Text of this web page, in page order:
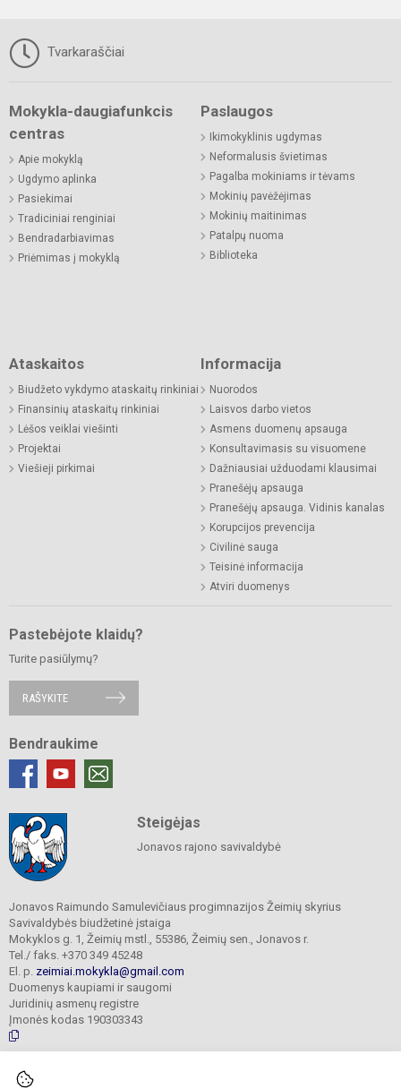
Tvarkaraščiai
Mokykla-daugiafunkcis
centras
Apie mokyklą
Ugdymo aplinka
Pasiekimai
Tradiciniai renginiai
Bendradarbiavimas
Priėmimas į mokyklą
Paslaugos
Ikimokyklinis ugdymas
Neformalusis švietimas
Pagalba mokiniams ir tėvams
Mokinių pavėžėjimas
Mokinių maitinimas
Patalpų nuoma
Biblioteka
Ataskaitos
Biudžeto vykdymo ataskaitų rinkiniai
Finansinių ataskaitų rinkiniai
Lėšos veiklai viešinti
Projektai
Viešieji pirkimai
Informacija
Nuorodos
Laisvos darbo vietos
Asmens duomenų apsauga
Konsultavimasis su visuomene
Dažniausiai užduodami klausimai
Pranešėjų apsauga
Pranešėjų apsauga. Vidinis kanalas
Korupcijos prevencija
Civilinė sauga
Teisinė informacija
Atviri duomenys
Pastebėjote klaidų?
Turite pasiūlymų?
RAŠYKITE
Bendraukime
Steigėjas
Jonavos rajono savivaldybė
Jonavos Raimundo Samulevičiaus progimnazijos Žeimių skyrius
Savivaldybės biudžetinė įstaiga
Mokyklos g. 1, Žeimių mstl., 55386, Žeimių sen., Jonavos r.
Tel./ faks. +370 349 45248
El. p. zeimiai.mokykla@gmail.com
Duomenys kaupiami ir saugomi
Juridinių asmenų registre
Įmonės kodas 190303343
© 2025. Jonavos Raimundo Samulevičiaus progimnazija Žeimių skyrius. Visos